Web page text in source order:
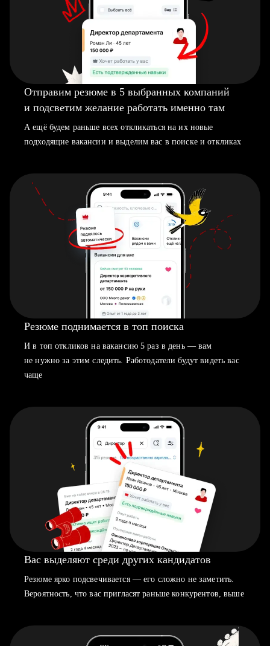
Отправим резюме в 5 выбранных компаний
и подсветим желание работать именно там
А ещё будем раньше всех откликаться на их новые
подходящие вакансии и выделим вас в поиске и откликах
Резюме поднимается в топ поиска
И в топ откликов на вакансию 5 раз в день — вам
не нужно за этим следить. Работодатели будут видеть вас
чаще
Вас выделяют среди других кандидатов
Резюме ярко подсвечивается — его сложно не заметить.
Вероятность, что вас пригласят раньше конкурентов, выше